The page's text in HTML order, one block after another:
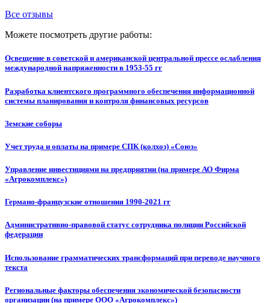
Все отзывы
Можете посмотреть другие работы:
Освещение в советской и американской центральной прессе ослабления
международной напряженности в 1953-55 гг
Разработка клиентского программного обеспечения информационной
системы планирования и контроля финансовых ресурсов
Земские соборы
Учет труда и оплаты на примере СПК (колхоз) «Союз»
Управление инвестициями на предприятии (на примере АО Фирма
«Агрокомплекс»)
Германо-французские отношения 1990-2021 гг
Административно-правовой статус сотрудника полиции Российской
федерации
Использование грамматических трансформаций при переводе научного
текста
Региональные факторы обеспечения экономической безопасности
организации (на примере ООО «Агрокомплекс»)